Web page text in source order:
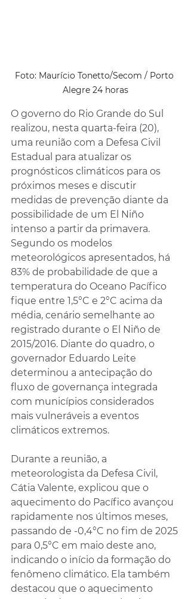
Foto: Maurício Tonetto/Secom / Porto
Alegre 24 horas
O governo do Rio Grande do Sul
realizou, nesta quarta-feira (20),
uma reunião com a Defesa Civil
Estadual para atualizar os
prognósticos climáticos para os
próximos meses e discutir
medidas de prevenção diante da
possibilidade de um El Niño
intenso a partir da primavera.
Segundo os modelos
meteorológicos apresentados, há
83% de probabilidade de que a
temperatura do Oceano Pacífico
fique entre 1,5°C e 2°C acima da
média, cenário semelhante ao
registrado durante o El Niño de
2015/2016. Diante do quadro, o
governador Eduardo Leite
determinou a antecipação do
fluxo de governança integrada
com municípios considerados
mais vulneráveis a eventos
climáticos extremos.
Durante a reunião, a
meteorologista da Defesa Civil,
Cátia Valente, explicou que o
aquecimento do Pacífico avançou
rapidamente nos últimos meses,
passando de -0,4°C no fim de 2025
para 0,5°C em maio deste ano,
indicando o início da formação do
fenômeno climático. Ela também
destacou que o aquecimento